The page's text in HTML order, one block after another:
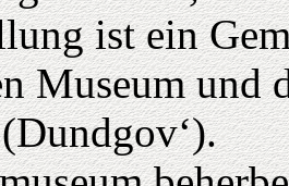
ist ein
Museum und